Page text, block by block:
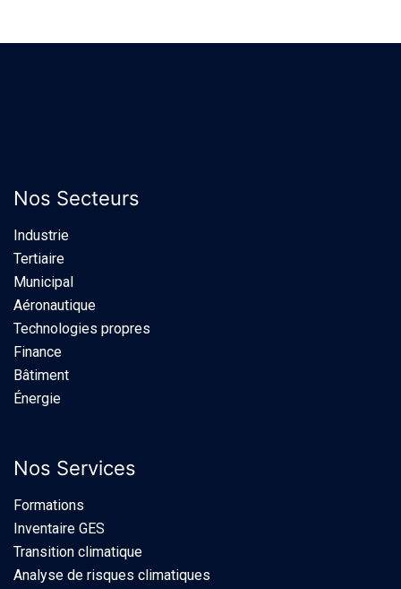
Nos Secteurs
Industrie​
Tertiaire
Municipal
Aéronautique
Technologies propres
Finance
Bâtiment
Énergie
Nos Services
Formations
Inventaire GES
Transition climatique
Analyse de risques climatiques